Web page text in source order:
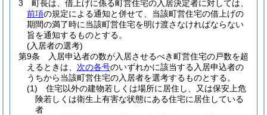
3
町長は、借上げに係る町営住宅の入居決定者に対しては、
前項の規定による通知と併せて、当該町営住宅の借上げの
期間の満了時に当該町営住宅を明け渡さなければならない
旨を通知するものとする。
(入居者の選考)
第9条
入居申込者の数が入居させるべき町営住宅の戸数を超
えるときは、 次の各号のいずれかに該当する入居申込者の
うちから当該町営住宅の入居者を選考するものとする。
(1)
住宅以外の建物若しくは場所に居住し、又は保安上危
険若しくは衛生上有害な状態にある住宅に居住している
者